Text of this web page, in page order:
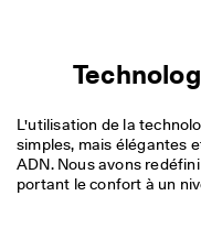
L'utilisation de la
simples, mais élégantes
ADN. Nous avons
portant le confort à un